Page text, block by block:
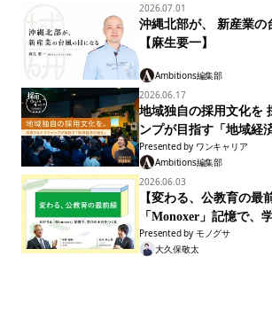
アトツギ経営論」
大久保敬太
2026.07.01
【麻生要一】
Ambitions編集部
2026.06.17
地域独自の採用文化を 採用ウルトラキャ
ンプが目指す「地域経
Ambitions編集部
2026.06.03
【変わる、公教育の最
「Monoxer」記憶で、